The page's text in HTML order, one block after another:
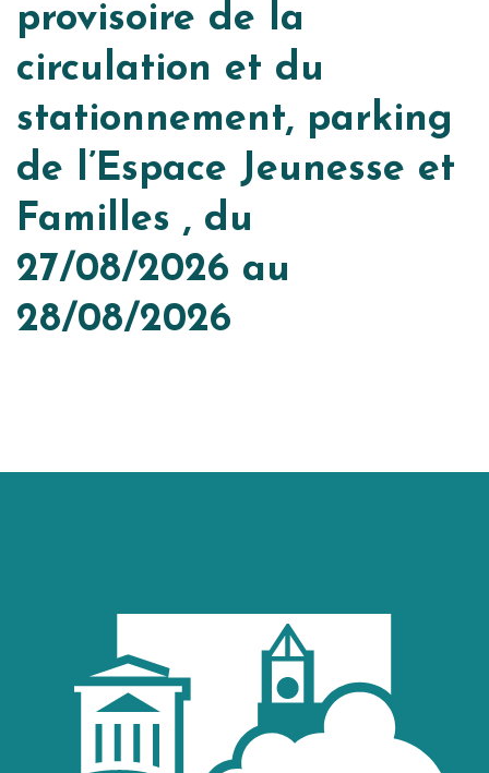
provisoire de la
circulation et du
stationnement, parking
de l’Espace Jeunesse et
Familles , du
27/08/2026 au
28/08/2026